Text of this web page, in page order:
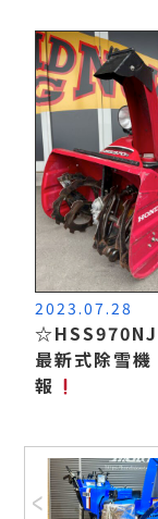
2023.07.28
最新式除雪機
報